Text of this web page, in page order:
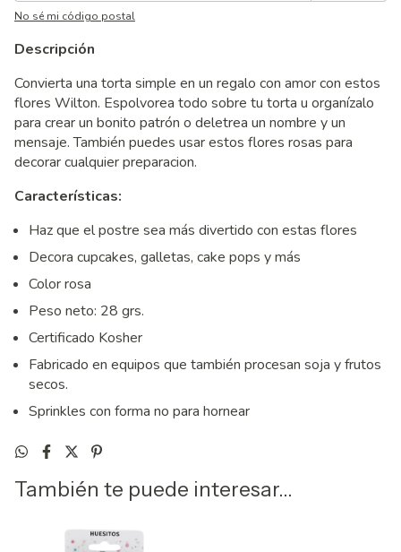
No sé mi código postal
Descripción
Convierta una torta simple en un regalo con amor con estos
flores Wilton. Espolvorea todo sobre tu torta u organízalo
para crear un bonito patrón o deletrea un nombre y un
mensaje. También puedes usar estos flores rosas para
decorar cualquier preparacion.
Características:
Haz que el postre sea más divertido con estas flores
Decora cupcakes, galletas, cake pops y más
Color rosa
Peso neto: 28 grs.
Certificado Kosher
Fabricado en equipos que también procesan soja y frutos
secos.
Sprinkles con forma no para hornear
También te puede interesar...